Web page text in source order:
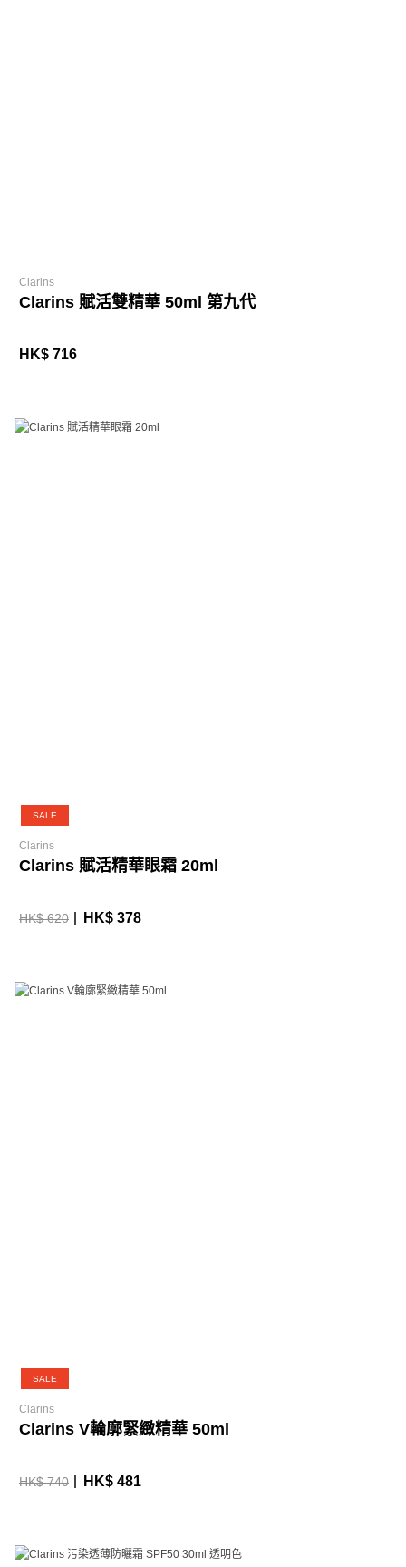
Clarins
Clarins 賦活雙精華 50ml 第九代
HK$ 716
SALE
Clarins
Clarins 賦活精華眼霜 20ml
HK$ 620 HK$ 378
SALE
Clarins
Clarins V輪廓緊緻精華 50ml
HK$ 740 HK$ 481